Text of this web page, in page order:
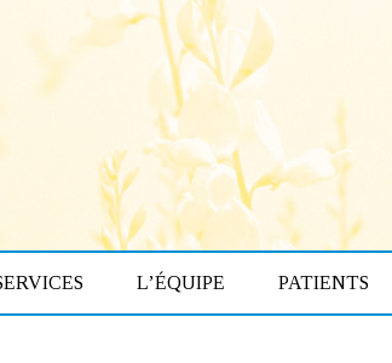
L’ÉQUIPE PATIENTS